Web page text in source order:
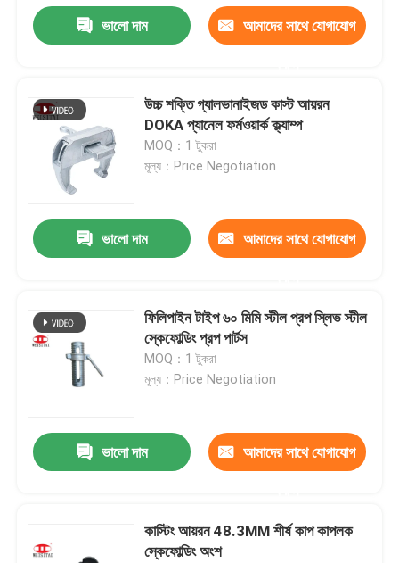
ভালো দাম আমাদের সাথে যোগাযোগ
উচ্চ শক্তি গ্যালভানাইজড কাস্ট আয়রন
DOKA প্যানেল ফর্মওয়ার্ক ক্ল্যাম্প
MOQ：1 টুকরা
মূল্য：Price Negotiation
ভালো দাম আমাদের সাথে যোগাযোগ
ফিলিপাইন টাইপ ৬০ মিমি স্টীল প্রপ স্লিভ স্টীল
স্কেফোল্ডিং প্রপ পার্টস
MOQ：1 টুকরা
মূল্য：Price Negotiation
ভালো দাম আমাদের সাথে যোগাযোগ
কাস্টিং আয়রন 48.3MM শীর্ষ কাপ কাপলক
স্কেফোল্ডিং অংশ